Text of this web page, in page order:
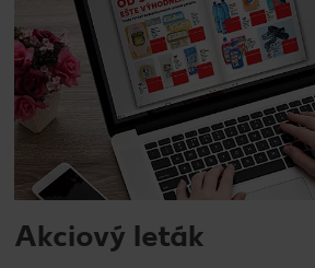
Akciový leták